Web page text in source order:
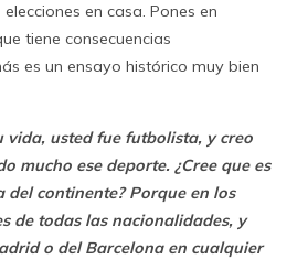
en casa. Pones en
tiene consecuencias
es un ensayo histórico muy bien
vida, usted fue futbolista, y creo
mucho ese deporte. ¿Cree que es
del continente? Porque en los
de todas las nacionalidades, y
o del Barcelona en cualquier